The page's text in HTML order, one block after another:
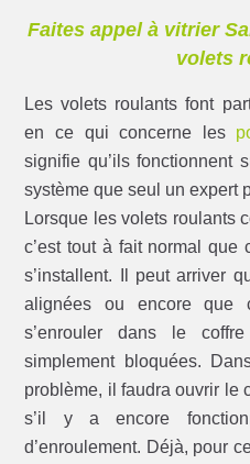
Faites appel à vitrier
volets
Les volets roulants font
en ce qui concerne les
signifie qu’ils fonctionnent
système que seul un expert
Lorsque les volets roulants
c’est tout à fait normal que
s’installent. Il peut arriver
alignées ou encore que
s’enrouler dans le
simplement bloquées.
problème, il faudra ouvrir le
s’il y a encore
d’enroulement. Déjà, pour